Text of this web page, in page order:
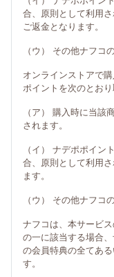
合、原則として利用
ご返金となります。
（ウ） その他ナフコ
オンラインストアで
ポイントを次のとおり
（ア） 購入時に当該
されます。
（イ） ナデポポイン
合、原則として利用
ます。
（ウ） その他ナフコ
ナフコは、本サービ
の一に該当する場合
の会員特典の全てあ
す。